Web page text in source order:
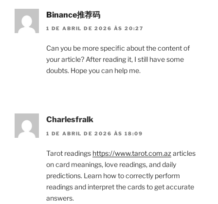
Binance推荐码
1 DE ABRIL DE 2026 ÀS 20:27
Can you be more specific about the content of
your article? After reading it, I still have some
doubts. Hope you can help me.
Charlesfralk
1 DE ABRIL DE 2026 ÀS 18:09
Tarot readings https://www.tarot.com.az articles
on card meanings, love readings, and daily
predictions. Learn how to correctly perform
readings and interpret the cards to get accurate
answers.